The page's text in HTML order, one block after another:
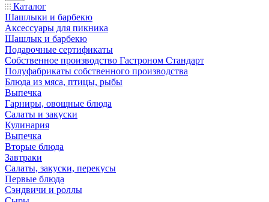
Каталог
Шашлыки и барбекю
Аксессуары для пикника
Шашлык и барбекю
Подарочные сертификаты
Собственное производство Гастроном Стандарт
Полуфабрикаты собственного производства
Блюда из мяса, птицы, рыбы
Выпечка
Гарниры, овощные блюда
Салаты и закуски
Кулинария
Выпечка
Вторые блюда
Завтраки
Салаты, закуски, перекусы
Первые блюда
Сэндвичи и роллы